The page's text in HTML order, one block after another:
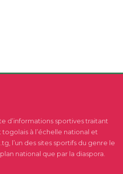
d’informations sportives traitant
à l’échelle national et
l’un des sites sportifs du genre le
national que par la diaspora.